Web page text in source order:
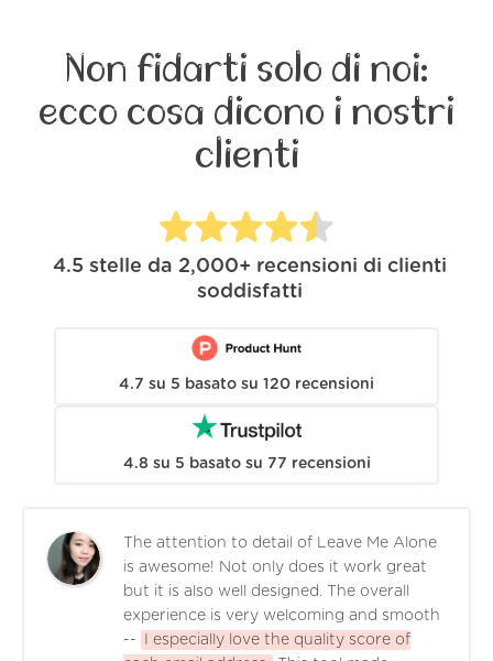
Non fidarti solo di noi:
ecco cosa dicono i nostri
clienti
4.5 stelle da 2,000+ recensioni di clienti
soddisfatti
4.7 su 5 basato su 120 recensioni
4.8 su 5 basato su 77 recensioni
The attention to detail of Leave Me Alone
is awesome! Not only does it work great
but it is also well designed. The overall
experience is very welcoming and smooth
--
I especially love the quality score of